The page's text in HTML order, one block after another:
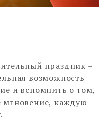
праздник –
возможность
и вспомнить о том,
мгновение, каждую